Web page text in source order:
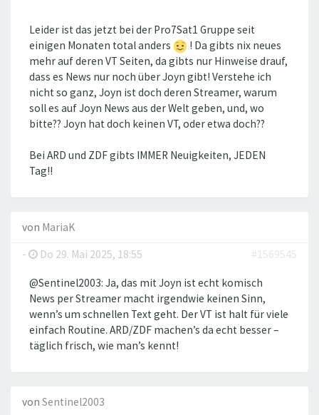
Leider ist das jetzt bei der Pro7Sat1 Gruppe seit
einigen Monaten total anders
! Da gibts nix neues
mehr auf deren VT Seiten, da gibts nur Hinweise drauf,
dass es News nur noch über Joyn gibt! Verstehe ich
nicht so ganz, Joyn ist doch deren Streamer, warum
soll es auf Joyn News aus der Welt geben, und, wo
bitte?? Joyn hat doch keinen VT, oder etwa doch??
Bei ARD und ZDF gibts IMMER Neuigkeiten, JEDEN
Tag!!
von MariaK
-
Do 29. Mai 2025, 18:55 #1569545
@Sentinel2003: Ja, das mit Joyn ist echt komisch
News per Streamer macht irgendwie keinen Sinn,
wenn’s um schnellen Text geht. Der VT ist halt für viele
einfach Routine. ARD/ZDF machen’s da echt besser –
täglich frisch, wie man’s kennt!
von Sentinel2003